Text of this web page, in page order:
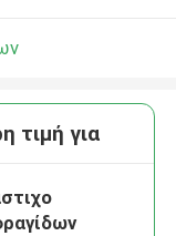
τιμή για